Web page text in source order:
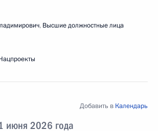
, Высшие должностные лица
июня 2026 года
Добавить в Календарь